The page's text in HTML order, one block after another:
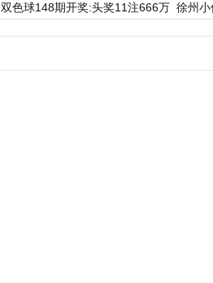
双色球148期开奖:头奖11注666万 徐州